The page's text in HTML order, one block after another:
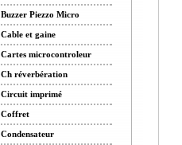
Buzzer Piezzo Micro
Cable et gaine
Cartes microcontroleur
Ch réverbération
Circuit imprimé
Coffret
Condensateur